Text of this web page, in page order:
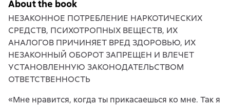
About the book
НЕЗАКОННОЕ ПОТРЕБЛЕНИЕ НАРКОТИЧЕСКИХ
СРЕДСТВ, ПСИХОТРОПНЫХ ВЕЩЕСТВ, ИХ
АНАЛОГОВ ПРИЧИНЯЕТ ВРЕД ЗДОРОВЬЮ, ИХ
НЕЗАКОННЫЙ ОБОРОТ ЗАПРЕЩЕН И ВЛЕЧЕТ
УСТАНОВЛЕННУЮ ЗАКОНОДАТЕЛЬСТВОМ
ОТВЕТСТВЕННОСТЬ
«Мне нравится, когда ты прикасаешься ко мне. Так я